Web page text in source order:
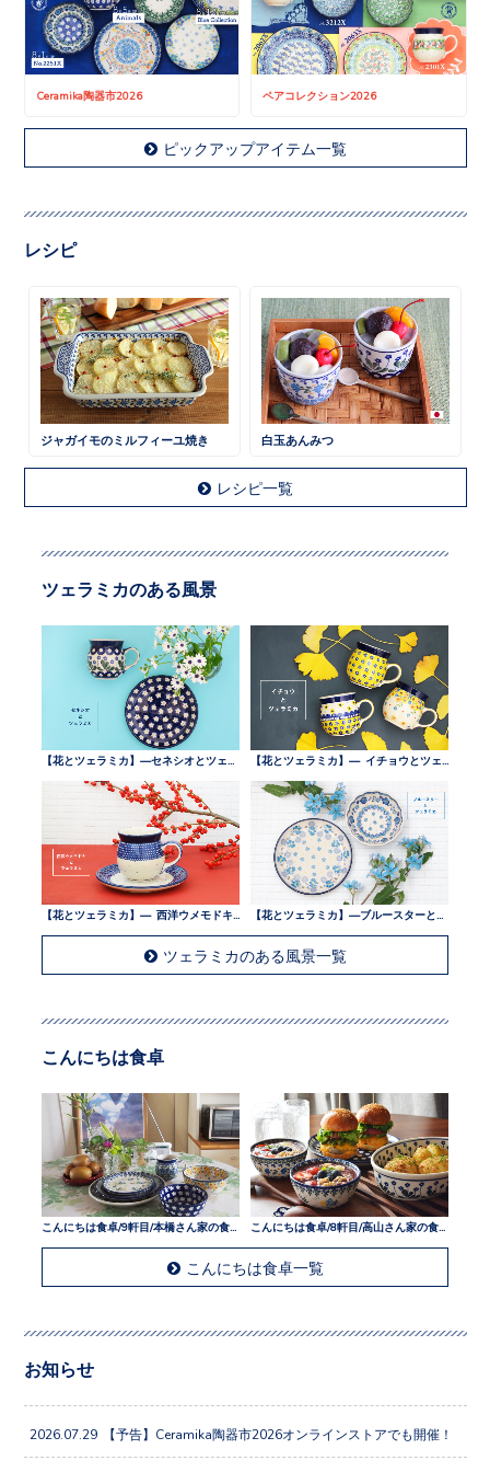
Ceramika陶器市2026 ペアコレクション2026
ピックアップアイテム一覧
レシピ
ジャガイモのミルフィーユ焼き 白玉あんみつ
レシピ一覧
ツェラミカのある風景
ツェラミカのある風景一覧
こんにちは食卓
こんにちは食卓/9軒目/本橋さん家の食卓
こんにちは食卓一覧
お知らせ
2026.07.29 【予告】Ceramika陶器市2026オンラインストアでも開催！